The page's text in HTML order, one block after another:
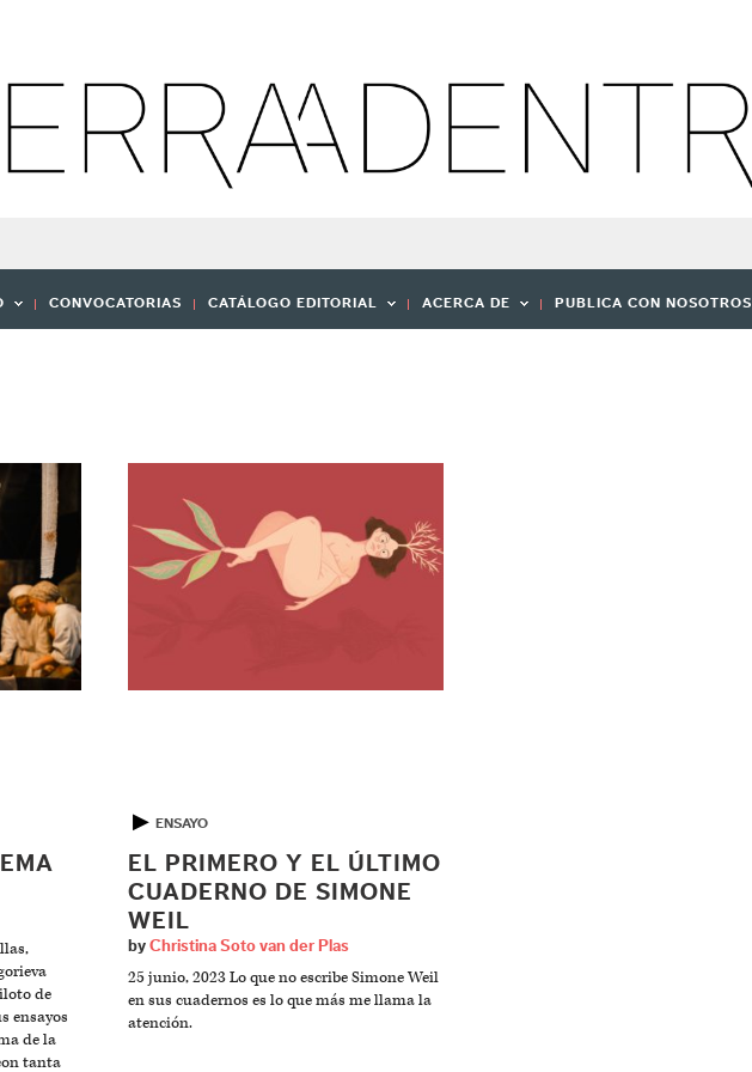
CONVOCATORIAS CATÁLOGO EDITORIAL ACERCA DE PUBLICA CON NOSOTROS
de
ensayos
de la
tanta
▶ ENSAYO
EL PRIMERO Y EL ÚLTIMO
CUADERNO DE SIMONE
WEIL
by Christina Soto van der Plas
25 junio, 2023 Lo que no escribe Simone Weil
en sus cuadernos es lo que más me llama la
atención.